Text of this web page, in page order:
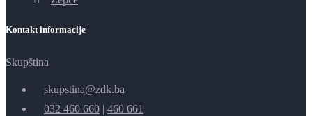
Kontakt informacije
Skupština
skupstina@zdk.ba
032 460 660 | 460 661